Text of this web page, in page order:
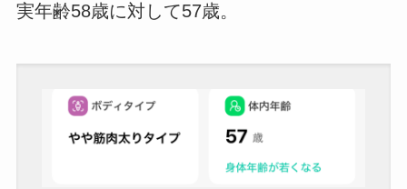
実年齢58歳に対して57歳。